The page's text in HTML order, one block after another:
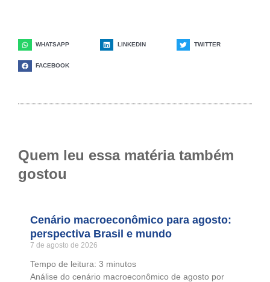
WHATSAPP LINKEDIN TWITTER
FACEBOOK
Quem leu essa matéria também
gostou
Cenário macroeconômico para agosto:
perspectiva Brasil e mundo
7 de agosto de 2026
Tempo de leitura: 3 minutos
Análise do cenário macroeconômico de agosto por